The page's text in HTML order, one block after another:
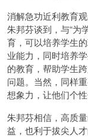
消解急功近利教育
朱邦芬谈到，与“为
育，可以培养学生
业能力，同时培养
的教育，帮助学生
问题。当然，同样
想象力，让他们个
朱邦芬相信，高质
益，也利于拔尖人才